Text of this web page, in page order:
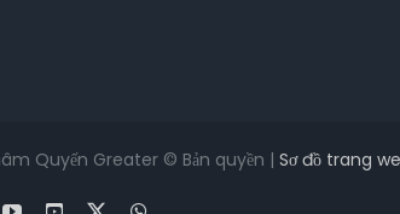
Quyến Greater © Bản quyền | Sơ đồ trang